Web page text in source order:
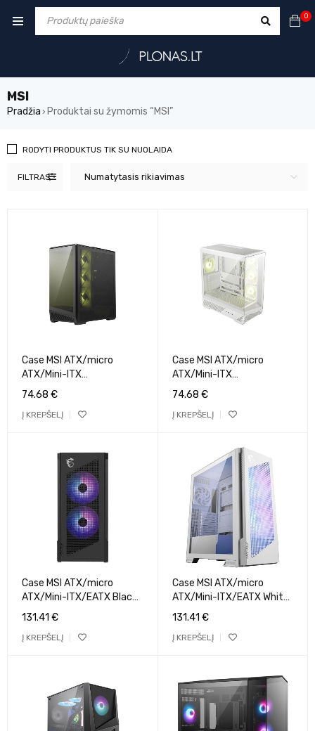
0
MSI
Pradžia › Produktai su žymomis “MSI”
FILTRAS Numatytasis rikiavimas
RODYTI PRODUKTUS TIK SU NUOLAIDA
Case MSI ATX/micro
ATX/Mini-ITX
Black/Transparent Midi
MAGPANO130RPZ
74.68 €
Į KREPŠELĮ
Case MSI ATX/micro
ATX/Mini-ITX
White/Transparent Midi
WHITE
74.68 €
Į KREPŠELĮ
Case MSI ATX/micro
ATX/Mini-ITX/EATX Black
Midi Tower PC
Z
131.41 €
Į KREPŠELĮ
Case MSI ATX/micro
ATX/Mini-ITX/EATX White
Midi Tower PC
131.41 €
Į KREPŠELĮ